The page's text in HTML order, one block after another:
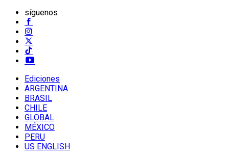
síguenos
Ediciones
ARGENTINA
BRASIL
CHILE
GLOBAL
MÉXICO
PERU
US ENGLISH